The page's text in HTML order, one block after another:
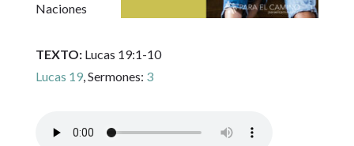
Naciones
TEXTO: Lucas 19:1-10
Lucas 19, Sermones: 3